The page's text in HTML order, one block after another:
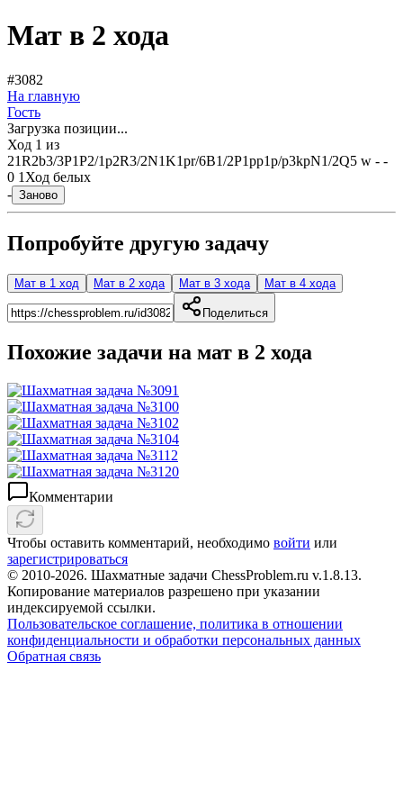
Мат в 2 хода
#3082
На главную
Гость
Загрузка позиции...
Ход 1 из
21R2b3/3P1P2/1p2R3/2N1K1pr/6B1/2P1pp1p/p3kpN1/2Q5 w - -
0 1 Ход белых
- Заново
Попробуйте другую задачу
Мат в 1 ход Мат в 2 хода Мат в 3 хода Мат в 4 хода
Поделиться
Похожие задачи на мат в 2 хода
Комментарии
Чтобы оставить комментарий, необходимо войти или
зарегистрироваться
© 2010-2026. Шахматные задачи ChessProblem.ru v.1.8.13.
Копирование материалов разрешено при указании
индексируемой ссылки.
Пользовательское соглашение, политика в отношении
конфиденциальности и обработки персональных данных
Обратная связь